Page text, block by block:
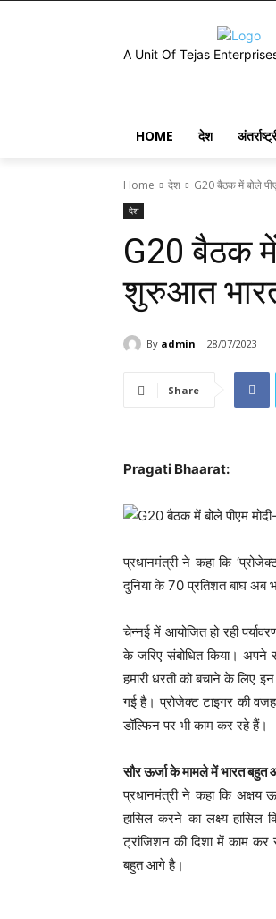
A Unit Of Tejas
HOME देश
Home देश G20 बैठक में बोले
देश
G20 बैठक में
शुरुआत
By admin 28/07/2023
Share
Pragati Bhaarat:
प्रधानमंत्री ने कहा कि
दुनिया के 70 प्रतिशत बाघ अब
चेन्नई में आयोजित हो रही
के जरिए संबोधित किया। अपने
हमारी धरती को बचाने के लिए
गई है। प्रोजेक्ट टाइगर की
डॉल्फिन पर भी काम कर रहे हैं।
सौर ऊर्जा के मामले में भारत बहुत
प्रधानमंत्री ने कहा कि अक्षय
हासिल करने का लक्ष्य
ट्रांजिशन की दिशा में काम कर
बहुत आगे है।